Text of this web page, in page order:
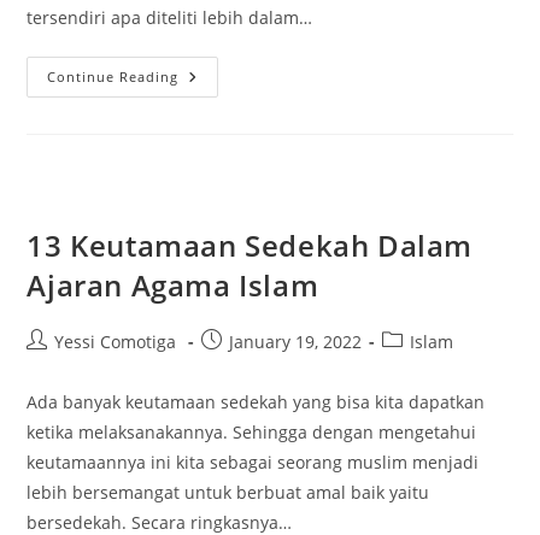
tersendiri apa diteliti lebih dalam…
Continue Reading Mengintip
Arti
13 Keutamaan Sedekah Dalam
Ajaran Agama Islam
PostYessi Comotiga
PostJanuary 19, 2022
PostIslam
Ada banyak keutamaan sedekah yang bisa kita dapatkan
ketika melaksanakannya. Sehingga dengan mengetahui
keutamaannya ini kita sebagai seorang muslim menjadi
lebih bersemangat untuk berbuat amal baik yaitu
bersedekah. Secara ringkasnya…